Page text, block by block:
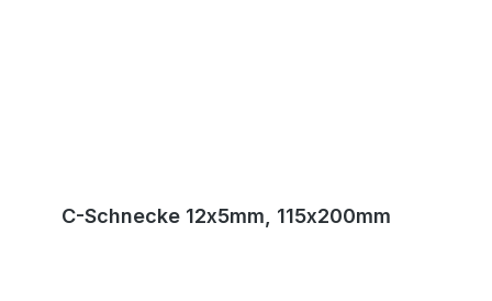
C-Schnecke 12x5mm, 115x200mm